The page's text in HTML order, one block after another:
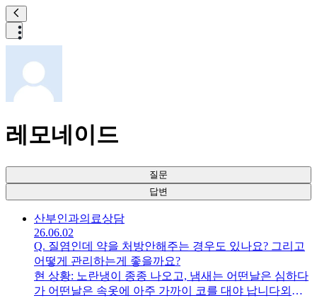
레모네이드
질문
답변
산부인과의료상담
26.06.02
Q. 질염인데 약을 처방안해주는 경우도 있나요? 그리고
어떻게 관리하는게 좋을까요?
현 상황: 노란냉이 종종 나오고, 냄새는 어떤날은 심하다
가 어떤날은 속옷에 아주 가까이 코를 대야 납니다외출